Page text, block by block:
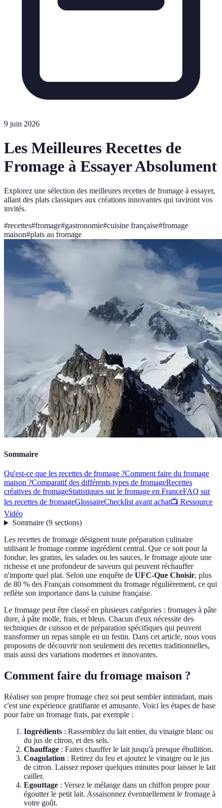
9 juin 2026
Les Meilleures Recettes de
Fromage à Essayer Absolument
Explorez une sélection des meilleures recettes de fromage à essayer,
allant des plats classiques aux créations innovantes qui raviront vos
invités.
#recettes#fromage#gastronomie#cuisine française#fromage
maison#plats au fromage
Sommaire
Qu'est-ce que les recettes de fromage ?Comment faire du fromage
maison ?Comparatif des différents types de fromageRecettes
créatives de fromageStatistiques sur le fromage en FranceFAQ sur
les recettes de fromageGlossaireChecklist avant achat📺 Ressource
Vidéo
Sommaire(9 sections)
Les recettes de fromage désignent toute préparation culinaire
utilisant le fromage comme ingrédient central. Que ce soit pour la
fondue, les gratins, les salades ou les sauces, le fromage ajoute une
richesse et une profondeur de saveurs qui peuvent réchauffer
n'importe quel plat. Selon une enquête de UFC-Que Choisir, plus
de 80 % des Français consomment du fromage régulièrement, ce qui
reflète son importance dans la cuisine française.
Le fromage peut être classé en plusieurs catégories : fromages à pâte
dure, à pâte molle, frais, et bleus. Chacun d'eux nécessite des
techniques de cuisson et de préparation spécifiques qui peuvent
transformer un repas simple en un festin. Dans cet article, nous vous
proposons de découvrir non seulement des recettes traditionnelles,
mais aussi des variations modernes et innovantes.
Comment faire du fromage maison ?
Réaliser son propre fromage chez soi peut sembler intimidant, mais
c'est une expérience gratifiante et amusante. Voici les étapes de base
pour faire un fromage frais, par exemple :
Ingrédients : Rassemblez du lait entier, du vinaigre blanc ou
du jus de citron, et des sels.
Chauffage : Faites chauffer le lait jusqu'à presque ébullition.
Coagulation : Retirez du feu et ajoutez le vinaigre ou le jus
de citron. Laissez reposer quelques minutes pour laisser le lait
cailler.
Egouttage : Versez le mélange dans un chiffon propre pour
égoutter le petit lait. Assaisonnez éventuellement le fromage à
votre goût.